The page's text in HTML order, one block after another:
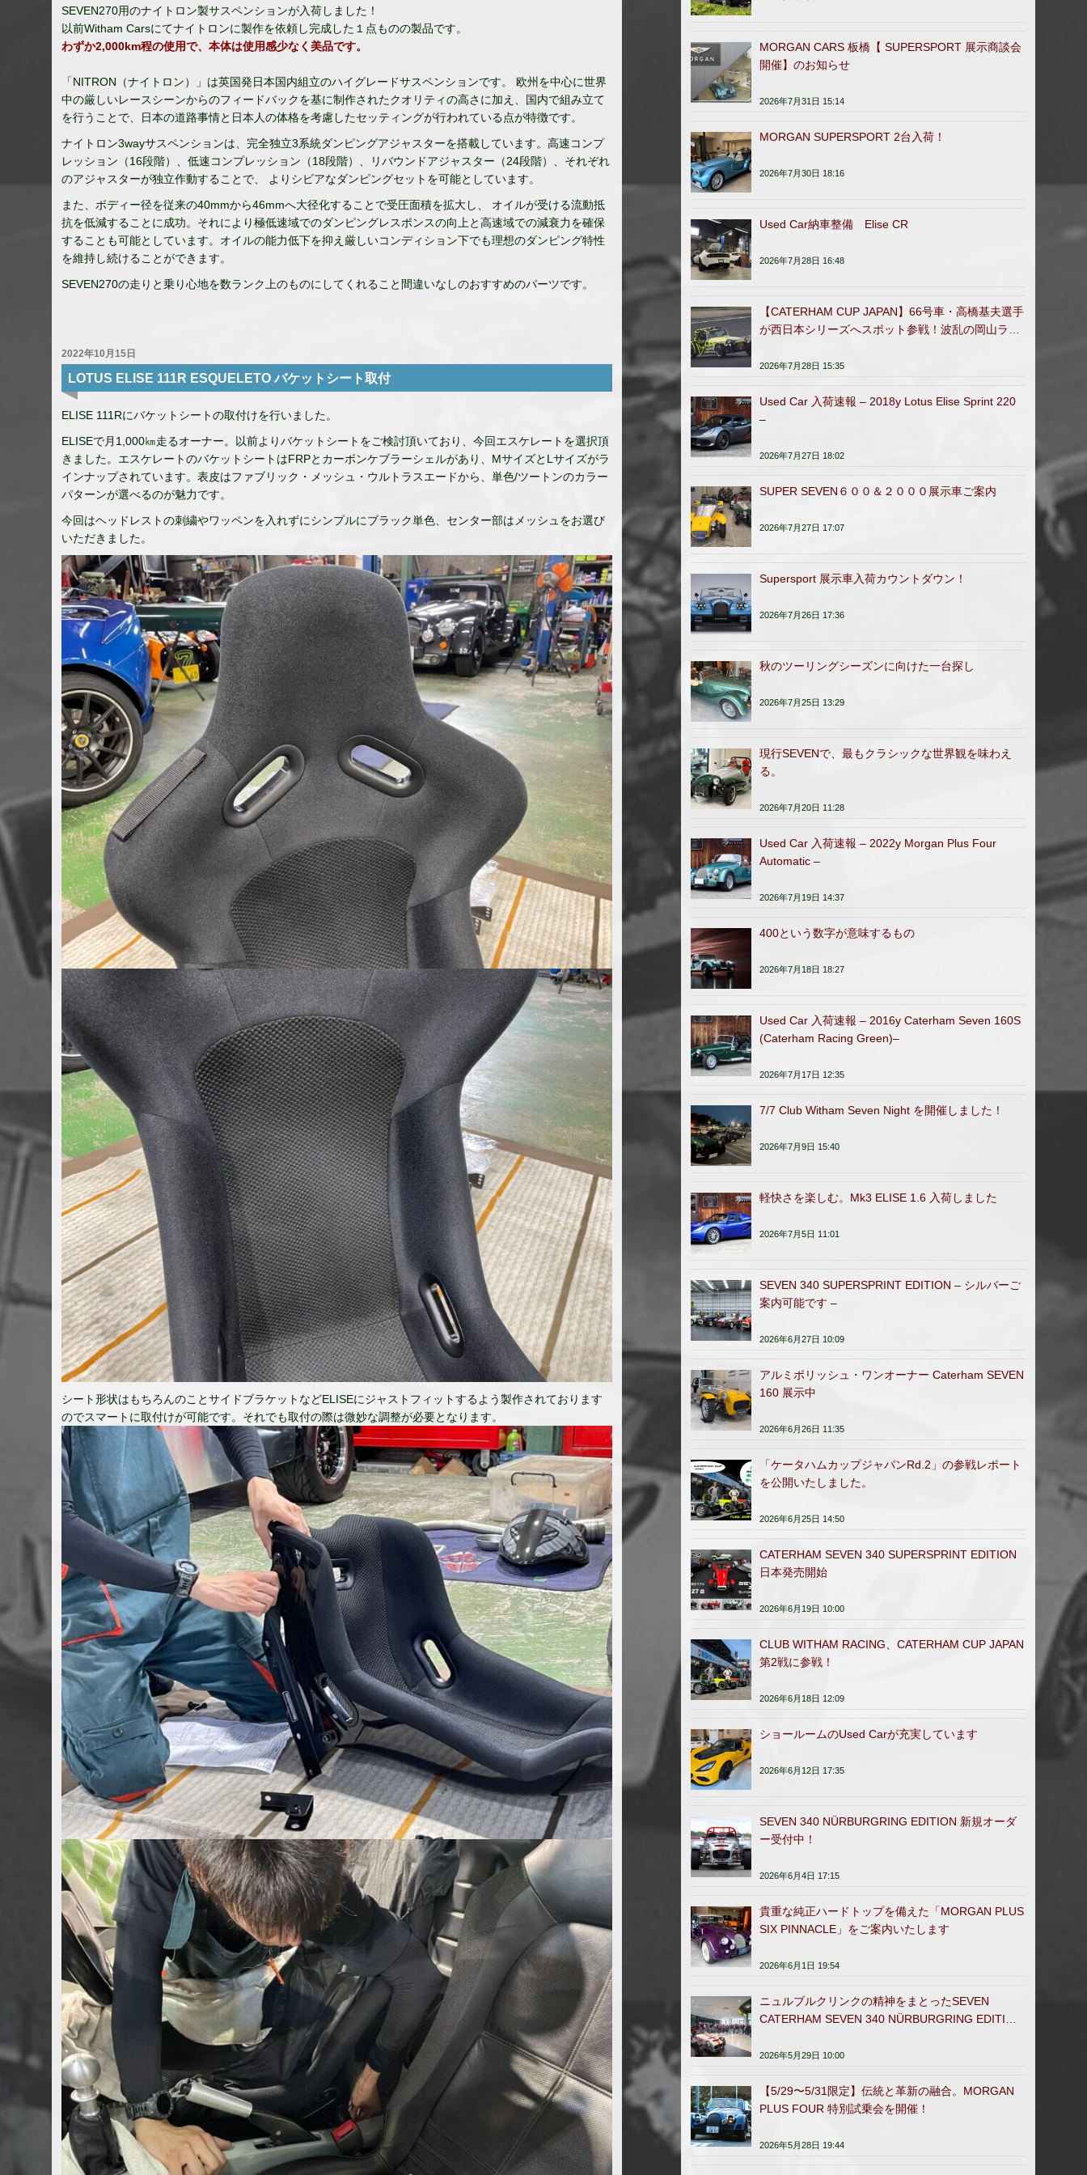
SEVEN270用のナイトロン製サスペンションが入荷しました！
以前Witham Carsにてナイトロンに製作を依頼し完成した１点ものの製品です。
わずか2,000km程の使用で、 本体は使用感少なく美品です。
「NITRON（ナイトロン）」は英国発日本国内組立のハイグレードサスペンションです。 欧州を中心に世界
中の厳しいレースシーンからのフィードバックを基に制作されたクオリティの高さに加え、国内で組み立て
を行うことで、日本の道路事情と日本人の体格を考慮したセッティングが行われている点が特徴です。
ナイトロン3wayサスペンションは、完全独立3系統ダンピングアジャスターを搭載しています。高速コンプ
レッション（16段階）、低速コンプレッション（18段階）、リバウンドアジャスター（24段階）、それぞれ
のアジャスターが独立作動することで、 よりシビアなダンピングセットを可能としています。
また、ボディー径を従来の40mmから46mmへ大径化することで受圧面積を拡大し、 オイルが受ける流動抵
抗を低減することに成功。それにより極低速域でのダンピングレスポンスの向上と高速域での減衰力を確保
することも可能としています。オイルの能力低下を抑え厳しいコンディション下でも理想のダンピング特性
を維持し続けることができます。
SEVEN270の走りと乗り心地を数ランク上のものにしてくれること間違いなしのおすすめのパーツです。
2022年10月15日
LOTUS ELISE 111R ESQUELETO バケットシート取付
ELISE 111Rにバケットシートの取付けを行いました。
ELISEで月1,000㎞走るオーナー。以前よりバケットシートをご検討頂いており、今回エスケレートを選択頂
きました。エスケレートのバケットシートはFRPとカーボンケブラーシェルがあり、MサイズとLサイズがラ
インナップされています。表皮はファブリック・メッシュ・ウルトラスエードから、単色/ツートンのカラー
パターンが選べるのが魅力です。
今回はヘッドレストの刺繍やワッペンを入れずにシンプルにブラック単色、センター部はメッシュをお選び
いただきました。
シート形状はもちろんのことサイドブラケットなどELISEにジャストフィットするよう製作されております
のでスマートに取付けが可能です。それでも取付の際は微妙な調整が必要となります。
MORGAN CARS 板橋【 SUPERSPORT 展示商談会
開催】のお知らせ
2026年7月31日 15:14
MORGAN SUPERSPORT 2台入荷！
2026年7月30日 18:16
Used Car納車整備 Elise CR
2026年7月28日 16:48
【CATERHAM CUP JAPAN】66号車・高橋基夫選手
が西日本シリーズへスポット参戦！波乱の岡山ラウ
2026年7月28日 15:35
Used Car 入荷速報 – 2018y Lotus Elise Sprint 220
–
2026年7月27日 18:02
SUPER SEVEN６００＆２０００展示車ご案内
2026年7月27日 17:07
Supersport 展示車入荷カウントダウン！
2026年7月26日 17:36
秋のツーリングシーズンに向けた一台探し
2026年7月25日 13:29
現行SEVENで、最もクラシックな世界観を味わえ
る。
2026年7月20日 11:28
Used Car 入荷速報 – 2022y Morgan Plus Four
Automatic –
2026年7月19日 14:37
400という数字が意味するもの
2026年7月18日 18:27
Used Car 入荷速報 – 2016y Caterham Seven 160S
(Caterham Racing Green)–
2026年7月17日 12:35
7/7 Club Witham Seven Night を開催しました！
2026年7月9日 15:40
軽快さを楽しむ。Mk3 ELISE 1.6 入荷しました
2026年7月5日 11:01
SEVEN 340 SUPERSPRINT EDITION – シルバーご
案内可能です –
2026年6月27日 10:09
アルミポリッシュ・ワンオーナー Caterham SEVEN
160 展示中
2026年6月26日 11:35
「ケータハムカップジャパンRd.2」の参戦レポート
を公開いたしました。
2026年6月25日 14:50
CATERHAM SEVEN 340 SUPERSPRINT EDITION
日本発売開始
2026年6月19日 10:00
CLUB WITHAM RACING、CATERHAM CUP JAPAN
第2戦に参戦！
2026年6月18日 12:09
ショールームのUsed Carが充実しています
2026年6月12日 17:35
SEVEN 340 NÜRBURGRING EDITION 新規オーダ
ー受付中！
2026年6月4日 17:15
貴重な純正ハードトップを備えた「MORGAN PLUS
SIX PINNACLE」をご案内いたします
2026年6月1日 19:54
ニュルブルクリンクの精神をまとったSEVEN
CATERHAM SEVEN 340 NÜRBURGRING EDITION
2026年5月29日 10:00
【5/29〜5/31限定】伝統と革新の融合。MORGAN
PLUS FOUR 特別試乗会を開催！
2026年5月28日 19:44